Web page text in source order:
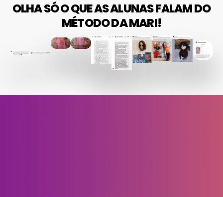
OLHA SÓ O QUE AS ALUNAS FALAM DO
MÉTODO DA MARI!